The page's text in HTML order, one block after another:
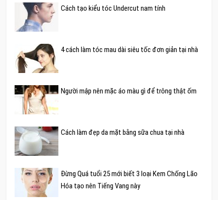
Cách tạo kiểu tóc Undercut nam tính
4 cách làm tóc mau dài siêu tốc đơn giản tại nhà
Người mập nên mặc áo màu gì để trông thật ốm
Cách làm đẹp da mặt bằng sữa chua tại nhà
Đừng Quá tuổi 25 mới biết 3 loại Kem Chống Lão
Hóa tạo nên Tiếng Vang này